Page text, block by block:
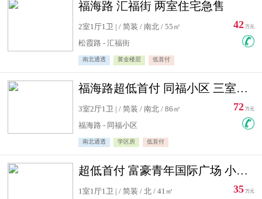
福海路 汇福街 两室住宅急售
2室1厅1卫 | / 简装 / 南北 / 55㎡
松霞路 - 汇福街
南北通透 黄金楼层 低首付
42 万元
福海路超低首付 同福小区 三室住宅急售
3室2厅1卫 | / 简装 / 南北 / 86㎡
福海路 - 同福小区
南北通透 学区房 低首付
72 万元
超低首付 富豪青年国际广场 小高层住宅急售
1室1厅1卫 | / 简装 / 北 / 41㎡
35 万元